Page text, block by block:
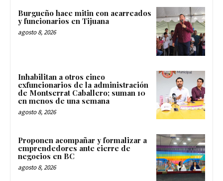
Burgueño hace mitin con acarreados
y funcionarios en Tijuana
agosto 8, 2026
Inhabilitan a otros cinco
exfuncionarios de la administración
de Montserrat Caballero; suman 10
en menos de una semana
agosto 8, 2026
Proponen acompañar y formalizar a
emprendedores ante cierre de
negocios en BC
agosto 8, 2026